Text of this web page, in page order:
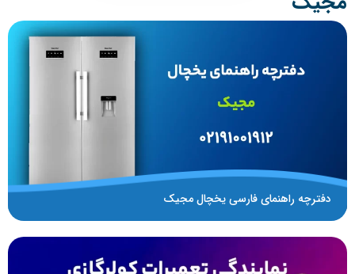
دفترچه راهنمای فارسی یخچال مجیک